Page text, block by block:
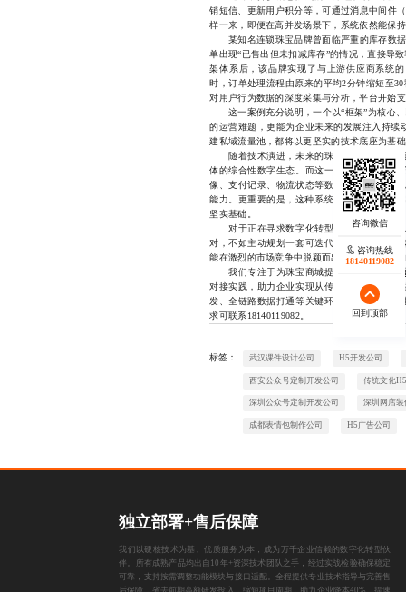
销短信、更新用户积分等，可通过消息中间件
样一来，即便在高并发场景下，系统依然能保
某知名连锁珠宝品牌曾面临严重的库存数据
单出现“已售出但未扣减库存”的情况，直接导
架体系后，该品牌实现了与上游供应商系统
时，订单处理流程由原来的平均2分钟缩短至
对用户行为数据的深度采集与分析，平台开始
这一案例充分说明，一个以“框架”为核心、
的运营难题，更能为企业未来的发展注入持
建私域流量池，都将以更坚实的技术底座为基
随着技术演进，未来的珠宝商城将不再只
体的综合性数字生态。而这一切的实现，都
像、支付记录、物流状态等数据实现全域打
能力。更重要的是，这种系统化建设也为后
坚实基础。
对于正在寻求数字化转型的珠宝品牌来说
对，不如主动规划一套可迭代、可扩展的技
能在激烈的市场竞争中脱颖而出，赢得消费者
我们专注于为珠宝商城提供专业的
系统开
对接实践，助力企业实现从传统运营向数字
发、全链路数据打通等关键环节，帮助企业
求可联系18140119082。
标签： 武汉课件设计公司 H5开发公司
西安公众号定制开发公司 传统文化H5
深圳公众号定制开发公司 深圳网店装
成都表情包制作公司 H5广告公司
独立部署+售后保障
我们以硬核技术为基、优质服务为本，成为万千企业信赖的数字化转型伙
伴。所有成熟产品均出自10年+资深技术团队之手，经过实战检验确保稳定
可靠，支持按需调整功能模块与接口适配。全程提供专业技术指导与完善售
咨询热线
18140119082
回到顶部